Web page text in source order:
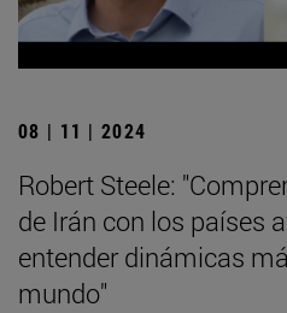
08 | 11 | 2024
Robert Steele:
de Irán con los países
entender dinámicas
mundo"